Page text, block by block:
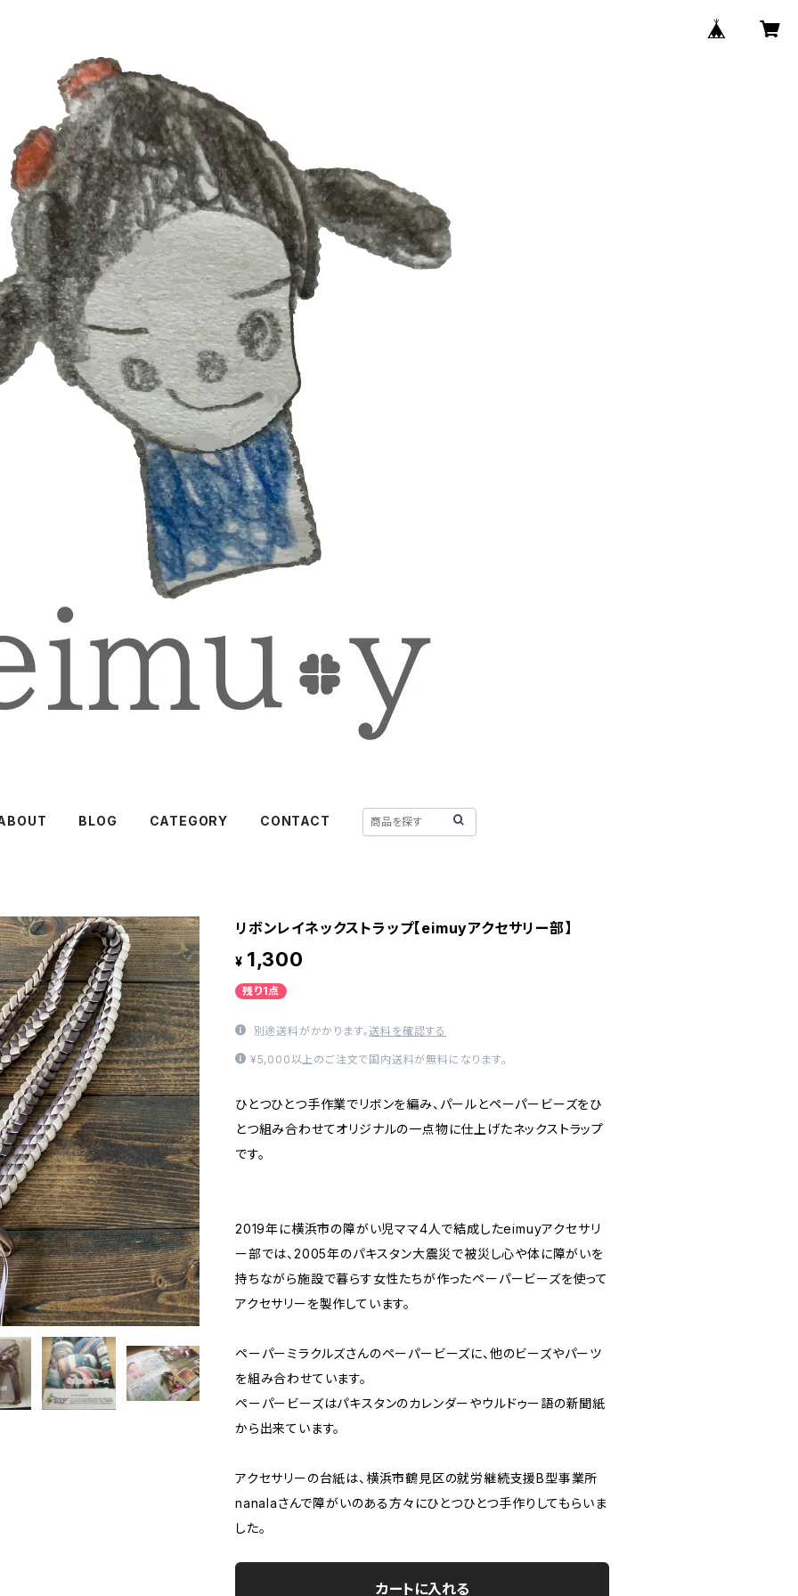
BLOG CATEGORY CONTACT
リボンレイネックストラップ【eimuyアクセサリー部】
¥ 1,300
残り1点
別途送料がかかります。送料を確認する
¥5,000以上のご注文で国内送料が無料になります。
ひとつひとつ手作業でリボンを編み、パールとペーパービーズをひ
とつ組み合わせてオリジナルの一点物に仕上げたネックストラップ
です。
2019年に横浜市の障がい児ママ4人で結成したeimuyアクセサリ
ー部では、2005年のパキスタン大震災で被災し心や体に障がいを
持ちながら施設で暮らす女性たちが作ったペーパービーズを使って
アクセサリーを製作しています。
ペーパーミラクルズさんのペーパービーズに、他のビーズやパーツ
を組み合わせています。
ペーパービーズはパキスタンのカレンダーやウルドゥー語の新聞紙
から出来ています。
アクセサリーの台紙は、横浜市鶴見区の就労継続支援B型事業所
nanalaさんで障がいのある方々にひとつひとつ手作りしてもらいま
した。
カートに入れる